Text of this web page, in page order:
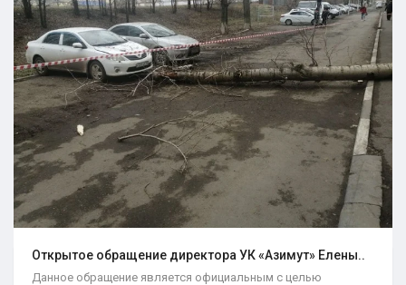
Открытое обращение директора УК «Азимут» Елены..
Данное обращение является официальным с целью